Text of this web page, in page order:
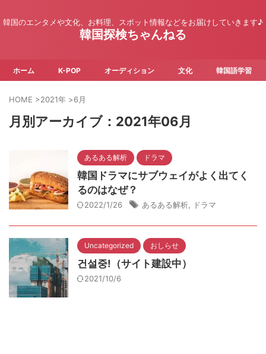
韓国のエンタメや文化、お料理、スポット情報などをお届けしていきます♪
韓国探検ちゃんねる
ホーム K-POP オーディション 文化 韓国語学習
HOME >2021年 >6月
月別アーカイブ：2021年06月
あるある解析 ドラマ
韓国ドラマにサブウェイがよく出てく
るのはなぜ？
2022/1/26 あるある解析 ドラマ
Uncategorized おしらせ
건설중!（サイト建設中）
2021/10/6